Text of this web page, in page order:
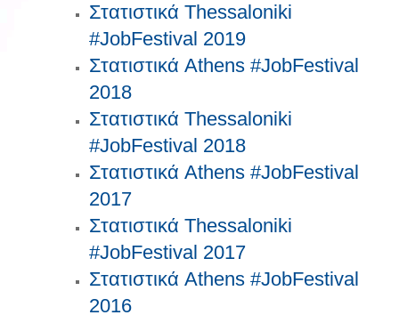
Στατιστικά Thessaloniki
#JobFestival 2019
Στατιστικά Athens #JobFestival
2018
Στατιστικά Thessaloniki
#JobFestival 2018
Στατιστικά Athens #JobFestival
2017
Στατιστικά Thessaloniki
#JobFestival 2017
Στατιστικά Athens #JobFestival
2016